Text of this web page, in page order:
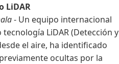
LiDAR
- Un equipo internacional
LiDAR (Detección y
el aire, ha identificado
ocultas por la